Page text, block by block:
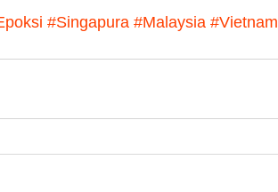
#Singapura #Malaysia #Vietnam